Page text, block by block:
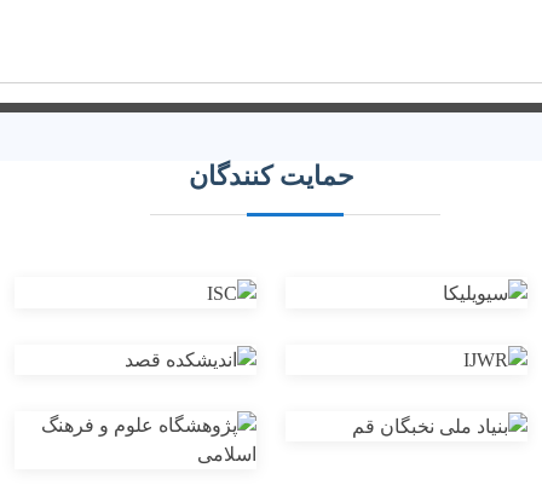
حمایت کنندگان